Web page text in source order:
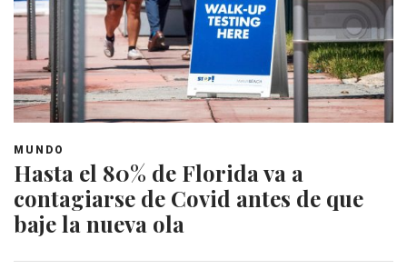
MUNDO
Hasta el 80% de Florida va a
contagiarse de Covid antes de que
baje la nueva ola